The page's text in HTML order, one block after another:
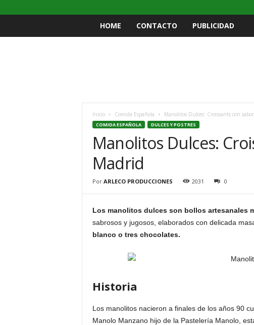
HOME CONTACTO PUBLICIDAD
Inicio Comida Española Manolitos Dulces: Croissants con
COMIDA ESPAÑOLA DULCES Y POSTRES
Manolitos Dulces:
Madrid
Por ARLECO PRODUCCIONES 2031 0
Los manolitos dulces son bollos artesanales
sabrosos y jugosos, elaborados con delicada
blanco o tres chocolates.
Historia
Los manolitos nacieron a finales de los años 90
Manolo Manzano hijo de la Pastelería Manolo,